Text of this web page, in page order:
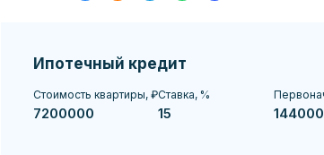
Ипотечный кредит
Стоимость квартиры, ₽Ставка, %